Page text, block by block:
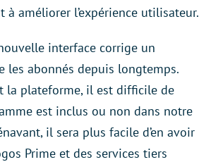
améliorer l’expérience utilisateur.
interface corrige un
les abonnés depuis longtemps.
la plateforme, il est difficile de
est inclus ou non dans notre
il sera plus facile d’en avoir
Prime et des services tiers